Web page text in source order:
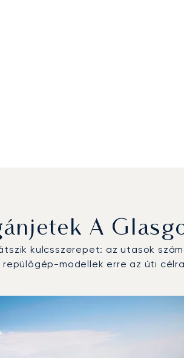
A
kulcsszerepet: az utasok
modellek erre az úti
száma alapján 2025-ben